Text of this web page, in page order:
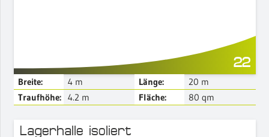
22
Breite: 4m Länge: 20 m
Traufhöhe:
4.2 m Fläche: 80 qm
Lagerhalle isoliert